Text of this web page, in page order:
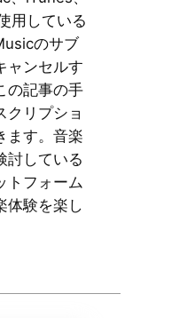
用している
のサブ
ャンセルす
の記事の手
クリプショ
ます。音楽
討している
トフォーム
体験を楽し